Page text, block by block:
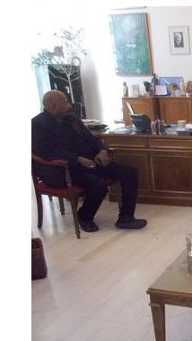
ΤΟΠΟΣ
ΠΟΛΙΤΙΣΜΟΣ
ΑΝΘΕΚΤΙΚΗ
ΠΟΛΗ